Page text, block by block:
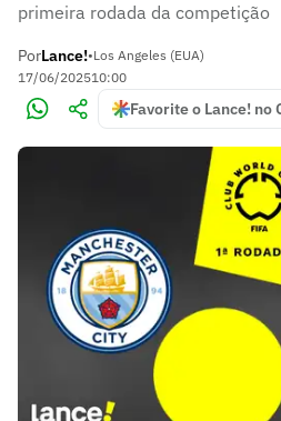
primeira rodada da competição
PorLance!•Los Angeles (EUA)
17/06/202510:00
Favorite o Lance! no